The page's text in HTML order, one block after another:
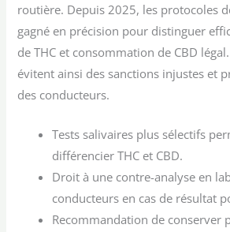
routière. Depuis 2025, les protocoles
gagné en précision pour distinguer
de THC et consommation de CBD
évitent ainsi des sanctions injustes et
des conducteurs.
Tests salivaires plus sélectifs
différencier THC et CBD.
Droit à une contre-analyse en
conducteurs en cas de résultat
Recommandation de conserver